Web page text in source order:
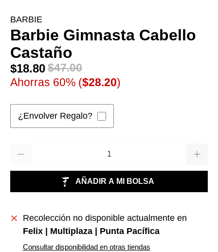
BARBIE
Barbie Gimnasta Cabello
Castaño
$18.80 $47.00
Ahorras 60% ($28.20)
¿Envolver Regalo?
AÑADIR A MI BOLSA
Recolección no disponible actualmente en
Felix | Multiplaza | Punta Pacífica
Consultar disponibilidad en otras tiendas